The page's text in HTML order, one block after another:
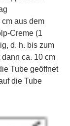
aus dem
Creme (1
d. h. bis zum
ca. 10 cm
Tube geöffnet
die Tube